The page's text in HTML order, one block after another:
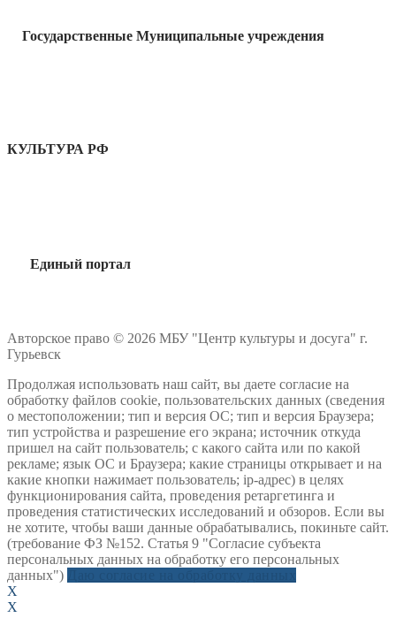
Государственные Муниципальные учреждения
КУЛЬТУРА РФ
Единый портал
Авторское право © 2026 МБУ "Центр культуры и досуга" г.
Гурьевск
Продолжая использовать наш сайт, вы даете согласие на
обработку файлов cookie, пользовательских данных (сведения
о местоположении; тип и версия ОС; тип и версия Браузера;
тип устройства и разрешение его экрана; источник откуда
пришел на сайт пользователь; с какого сайта или по какой
рекламе; язык ОС и Браузера; какие страницы открывает и на
какие кнопки нажимает пользователь; ip-адрес) в целях
функционирования сайта, проведения ретаргетинга и
проведения статистических исследований и обзоров. Если вы
не хотите, чтобы ваши данные обрабатывались, покиньте сайт.
(требование ФЗ №152. Статья 9 "Согласие субъекта
персональных данных на обработку его персональных
данных")
X
X